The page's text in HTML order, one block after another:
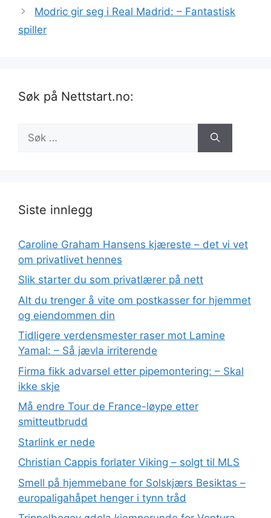
Modric gir seg i Real Madrid: – Fantastisk
spiller
Søk på Nettstart.no:
etter:
Siste innlegg
Caroline Graham Hansens kjæreste – det vi vet
om privatlivet hennes
Slik starter du som privatlærer på nett
Alt du trenger å vite om postkasser for hjemmet
og eiendommen din
Tidligere verdensmester raser mot Lamine
Yamal: – Så jævla irriterende
Firma fikk advarsel etter pipemontering: – Skal
ikke skje
Må endre Tour de France-løype etter
smitteutbrudd
Starlink er nede
Christian Cappis forlater Viking – solgt til MLS
Smell på hjemmebane for Solskjærs Besiktas –
europaligahåpet henger i tynn tråd